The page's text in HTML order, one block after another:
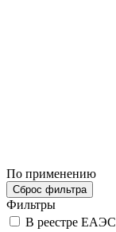
По применению
Сброс фильтра
Фильтры
В реестре ЕАЭС